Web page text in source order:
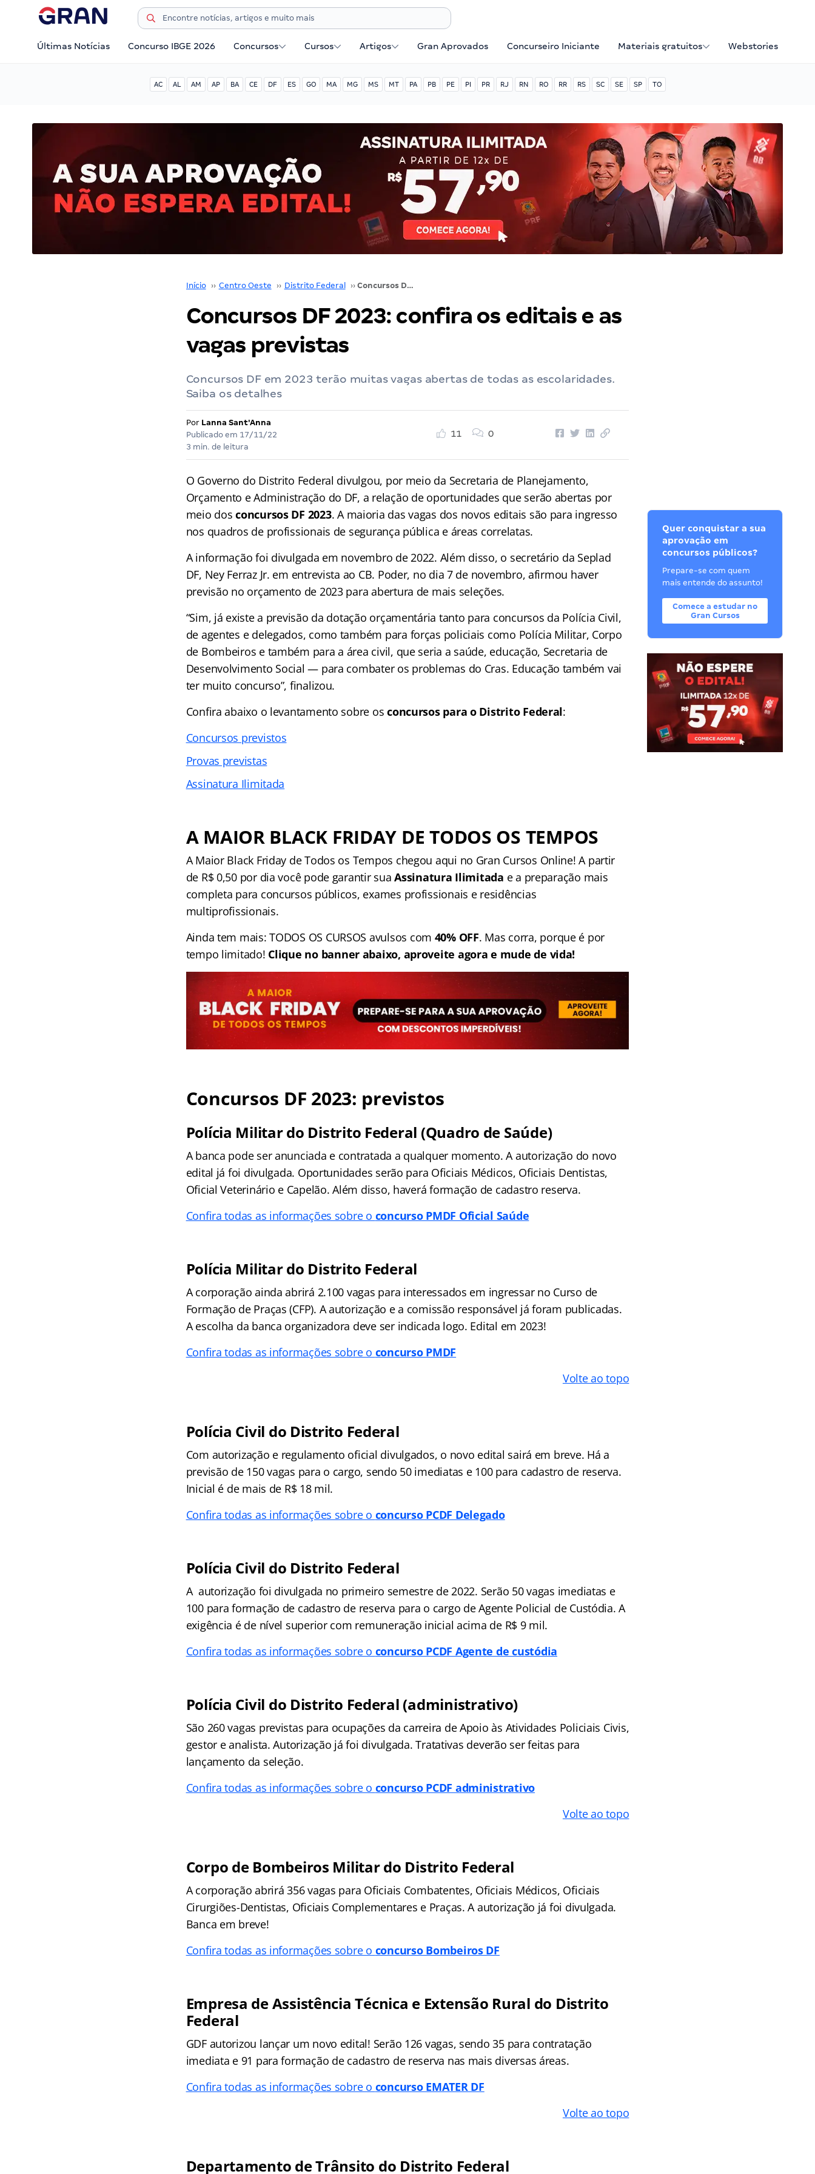
Últimas Notícias Concurso IBGE 2026 Concursos Cursos Artigos Gran Aprovados Concurseiro Iniciante Materiais gratuitos Webstories
AC AL AM AP BA CE DF ES GO MA MG MS MT PA PB PE PI PR RJ RN RO RR RS SC SE SP TO
Início ›› Centro Oeste ›› Distrito Federal ›› Concursos DF 2023: confira os editais e as vagas previstas
Concursos DF 2023: confira os editais e as
vagas previstas
Concursos DF em 2023 terão muitas vagas abertas de todas as escolaridades.
Saiba os detalhes
Por Lanna Sant'Anna
Publicado em 17/11/22
3 min. de leitura
11 0
O Governo do Distrito Federal divulgou, por meio da Secretaria de Planejamento,
Orçamento e Administração do DF, a relação de oportunidades que serão abertas por
meio dosconcursos DF 2023. A maioria das vagas dos novos editais são para ingresso
nos quadros de profissionais de segurança pública e áreas correlatas.
A informação foi divulgada em novembro de 2022. Além disso, o secretário da Seplad
DF, Ney Ferraz Jr. em entrevista ao CB. Poder, no dia 7 de novembro, afirmou haver
previsão no orçamento de 2023 para abertura de mais seleções.
“Sim, já existe a previsão da dotação orçamentária tanto para concursos da Polícia Civil,
de agentes e delegados, como também para forças policiais como Polícia Militar, Corpo
de Bombeiros e também para a área civil, que seria a saúde, educação, Secretaria de
Desenvolvimento Social — para combater os problemas do Cras. Educação também vai
ter muito concurso”, finalizou.
Confira abaixo o levantamento sobre osconcursos para o Distrito Federal:
Concursos previstos
Provas previstas
Assinatura Ilimitada
A MAIOR BLACK FRIDAY DE TODOS OS TEMPOS
A Maior Black Friday de Todos os Tempos chegou aqui no Gran Cursos Online! A partir
de R$ 0,50 por dia você pode garantir suaAssinatura Ilimitada e a preparação mais
completa para concursos públicos, exames profissionais e residências
multiprofissionais.
Ainda tem mais: TODOS OS CURSOS avulsos com 40% OFF. Mas corra, porque é por
tempo limitado! Clique no banner abaixo, aproveite agora e mude de vida!
Concursos DF 2023: previstos
Polícia Militar do Distrito Federal (Quadro de Saúde)
A banca pode ser anunciada e contratada a qualquer momento. A autorização do novo
edital já foi divulgada. Oportunidades serão para Oficiais Médicos, Oficiais Dentistas,
Oficial Veterinário e Capelão. Além disso, haverá formação de cadastro reserva.
Confira todas as informações sobre o concurso PMDF Oficial Saúde
Polícia Militar do Distrito Federal
A corporação ainda abrirá 2.100 vagas para interessados em ingressar no Curso de
Formação de Praças (CFP). A autorização e a comissão responsável já foram publicadas.
A escolha da banca organizadora deve ser indicada logo. Edital em 2023!
Confira todas as informações sobre o concurso PMDF
Volte ao topo
Polícia Civil do Distrito Federal
Com autorização e regulamento oficial divulgados, o novo edital sairá em breve. Há a
previsão de 150 vagas para o cargo, sendo 50 imediatas e 100 para cadastro de reserva.
Inicial é de mais de R$ 18 mil.
Confira todas as informações sobre o concurso PCDF Delegado
Polícia Civil do Distrito Federal
A autorização foi divulgada no primeiro semestre de 2022. Serão 50 vagas imediatas e
100 para formação de cadastro de reserva para o cargo de Agente Policial de Custódia. A
exigência é de nível superior com remuneração inicial acima de R$ 9 mil.
Confira todas as informações sobre o concurso PCDF Agente de custódia
Polícia Civil do Distrito Federal (administrativo)
São 260 vagas previstas para ocupações da carreira de Apoio às Atividades Policiais Civis,
gestor e analista. Autorização já foi divulgada. Tratativas deverão ser feitas para
lançamento da seleção.
Confira todas as informações sobre o concurso PCDF administrativo
Volte ao topo
Corpo de Bombeiros Militar do Distrito Federal
A corporação abrirá 356 vagas para Oficiais Combatentes, Oficiais Médicos, Oficiais
Cirurgiões-Dentistas, Oficiais Complementares e Praças. A autorização já foi divulgada.
Banca em breve!
Confira todas as informações sobre o concurso Bombeiros DF
Empresa de Assistência Técnica e Extensão Rural do Distrito
Federal
GDF autorizou lançar um novo edital! Serão 126 vagas, sendo 35 para contratação
imediata e 91 para formação de cadastro de reserva nas mais diversas áreas.
Confira todas as informações sobre o concurso EMATER DF
Volte ao topo
Departamento de Trânsito do Distrito Federal
Quer conquistar a sua
aprovação em
concursos públicos?
Prepare-se com quem
mais entende do assunto!
Comece a estudar no
Gran Cursos